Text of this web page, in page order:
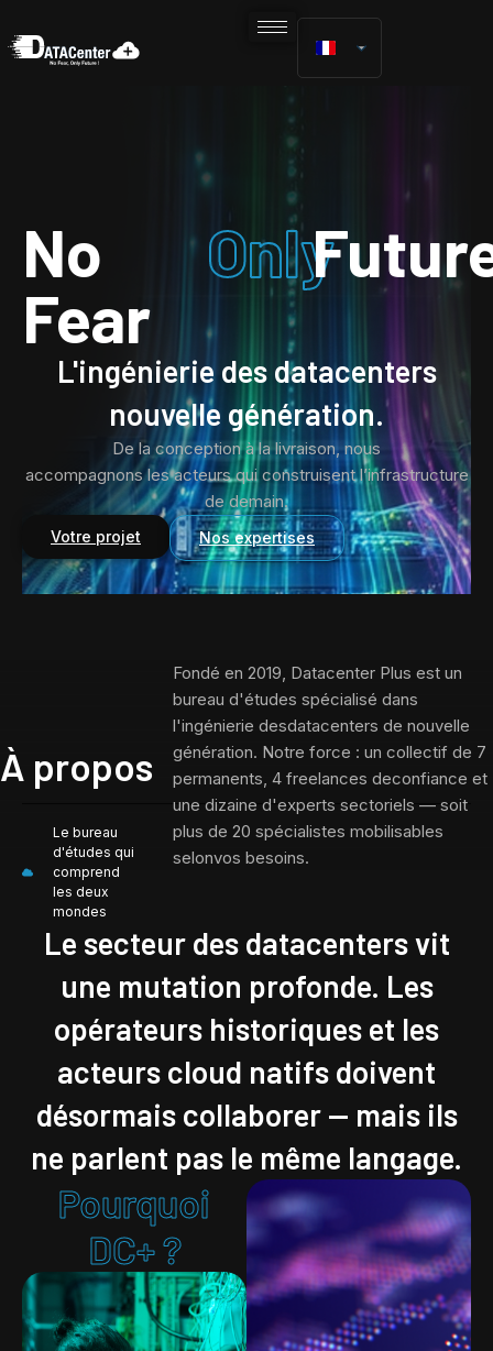
No
Fear
Only
L'ingénierie des datacenters
nouvelle génération.
De la conception à la livraison, nous
accompagnons les acteurs qui construisent l’infrastructure
de demain.
Votre projet Nos expertises
À propos
Fondé en 2019, Datacenter Plus est un
bureau d'études spécialisé dans
l'ingénierie desdatacenters de nouvelle
génération. Notre force : un collectif de 7
permanents, 4 freelances deconfiance et
une dizaine d'experts sectoriels — soit
plus de 20 spécialistes mobilisables
selonvos besoins.
Le bureau
d'études qui
comprend
les deux
mondes
Le secteur des datacenters vit
une mutation profonde. Les
opérateurs historiques et les
acteurs cloud natifs doivent
désormais collaborer — mais ils
ne parlent pas le même langage.
Pourquoi
DC+ ?